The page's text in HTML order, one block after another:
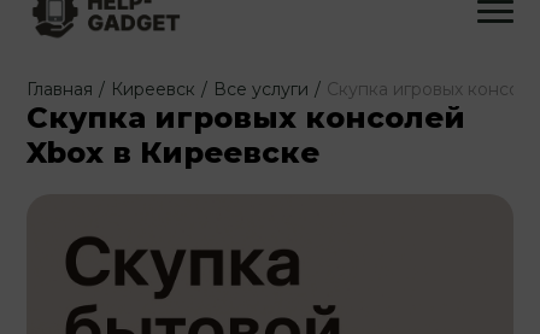
Главная / Киреевск / Все услуги / Скупка игровых
Скупка игровых консолей
Xbox в Киреевске